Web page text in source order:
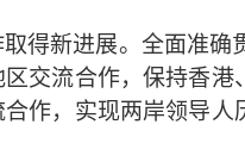
得新进展。 全面准确
交流合作，保持香
作，实现两岸领导